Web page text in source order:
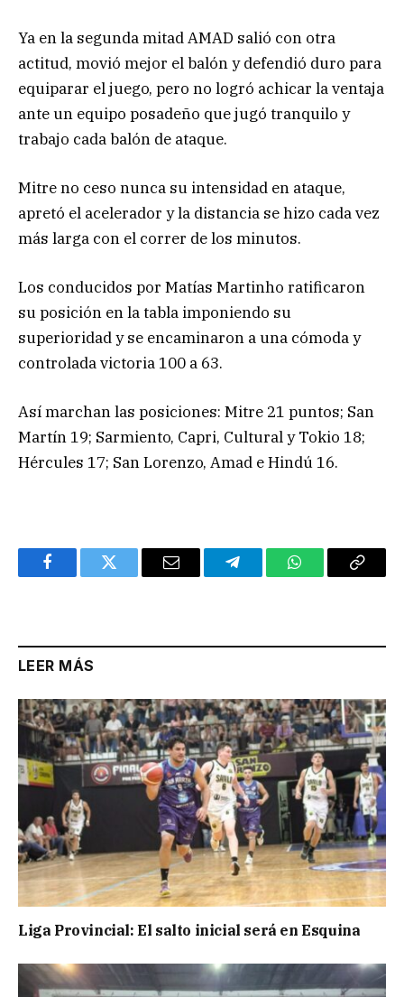
Ya en la segunda mitad AMAD salió con otra
actitud, movió mejor el balón y defendió duro para
equiparar el juego, pero no logró achicar la ventaja
ante un equipo posadeño que jugó tranquilo y
trabajo cada balón de ataque.
Mitre no ceso nunca su intensidad en ataque,
apretó el acelerador y la distancia se hizo cada vez
más larga con el correr de los minutos.
Los conducidos por Matías Martinho ratificaron
su posición en la tabla imponiendo su
superioridad y se encaminaron a una cómoda y
controlada victoria 100 a 63.
Así marchan las posiciones: Mitre 21 puntos; San
Martín 19; Sarmiento, Capri, Cultural y Tokio 18;
Hércules 17; San Lorenzo, Amad e Hindú 16.
FacebookTwitter Email TelegramWhatsAppCopy
LEER MÁS
Liga Provincial: El salto inicial será en Esquina